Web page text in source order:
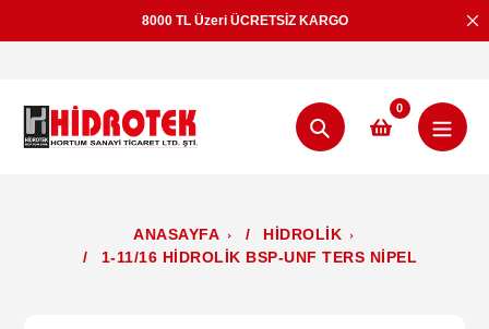
geç
8000 TL Üzeri ÜCRETSİZ KARGO
Aramak
0
ANASAYFA /
HİDROLİK
/
1-11/16 HİDROLİK BSP-UNF TERS NİPEL